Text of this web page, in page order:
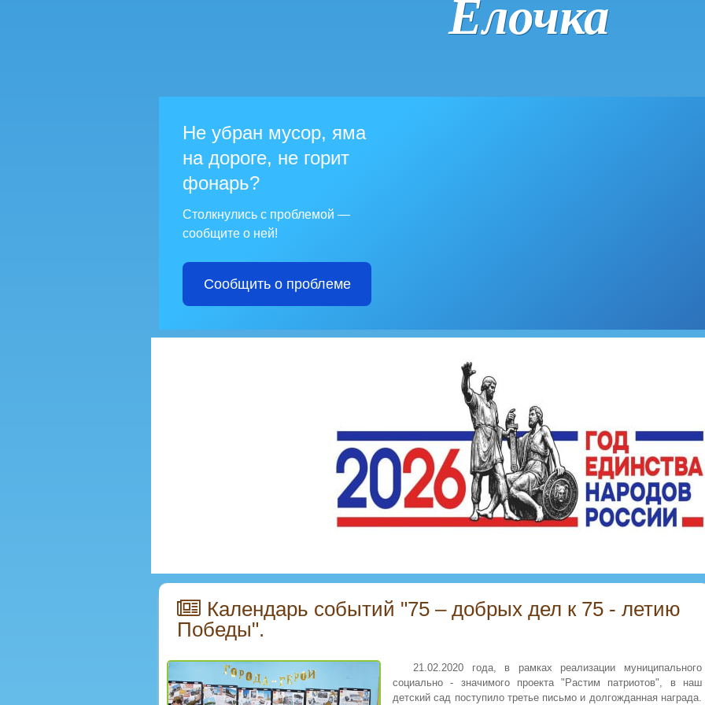
Не убран мусор, яма
на дороге, не горит
фонарь?
Столкнулись с проблемой —
сообщите о ней!
Сообщить о проблеме
Календарь событий "75 – добрых дел к 75 - летию
Победы".
21.02.2020 года, в рамках реализации муниципального
социально - значимого проекта "Растим патриотов", в наш
детский сад поступило третье письмо и долгожданная награда.